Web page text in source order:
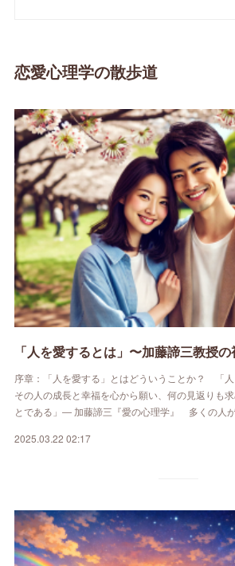
恋愛心理学の散歩道
「人を愛するとは」〜加藤諦三教授
序章：「人を愛する」とはどういうことか？ 「人
その人の成長と幸福を心から願い、何の見返りも
とである」― 加藤諦三『愛の心理学』 多くの人
2025.03.22 02:17